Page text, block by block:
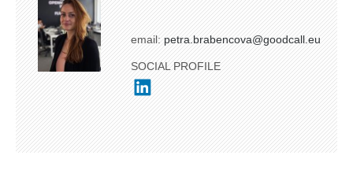
email:petra.brabencova@goodcall.eu
SOCIAL PROFILE